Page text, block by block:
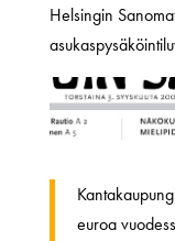
Helsingin
euroa